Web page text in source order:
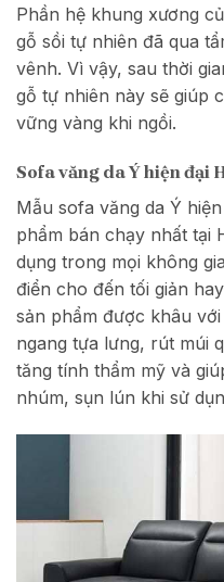
Phần hệ khung xương
gỗ sồi tự nhiên đã qua
vênh. Vì vậy, sau thời
gỗ tự nhiên này sẽ giúp
vững vàng khi ngồi.
Sofa văng da Ý hiện đại
Mẫu sofa văng da Ý
phẩm bán chạy nhất tại
dụng trong mọi không
điển cho đến tối giản
sản phẩm được khâu
ngang tựa lưng, rút múi
tăng tính thẩm mỹ và
nhúm, sụn lún khi sử